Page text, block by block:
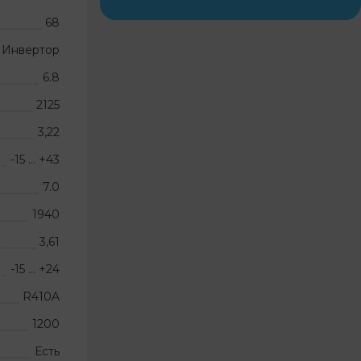
68
Инвертор
6.8
2125
3,22
-15 … +43
7.0
1940
3,61
-15 … +24
R410A
1200
Есть